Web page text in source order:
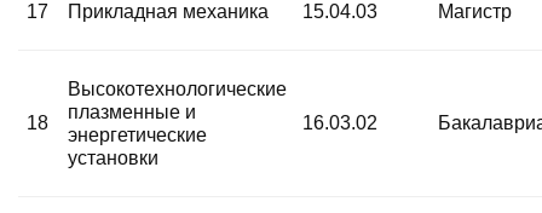
17 Прикладная механика 15.04.03 Магистр
18
Высокотехнологические
плазменные и
энергетические
установки
16.03.02